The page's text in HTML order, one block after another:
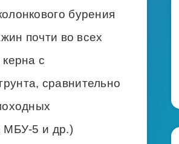
бурения
почти во всех
с
сравнительно
МБУ-5 и др.)